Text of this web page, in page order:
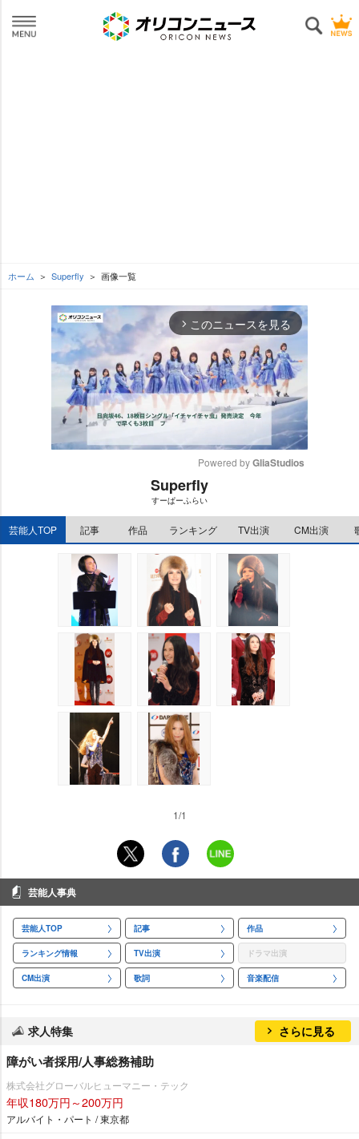
ホーム Superfly 画像一覧
arrow_forward_ios このニュースを見る
t
e
Powered by GliaStudios
Superfly
すーぱーふらい
芸能人TOP 記事 作品 ランキング TV出演 CM出演
1/1
芸能人事典
芸能人TOP 記事 作品
ランキング情報 TV出演 ドラマ出演
CM出演 歌詞 音楽配信
求人特集 さらに見る
障がい者採用/人事総務補助
株式会社グローバルヒューマニー・テック
年収180万円～200万円
アルバイト・パート / 東京都